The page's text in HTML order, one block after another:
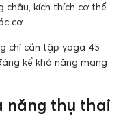
chậu, kích thích cơ thể
cơ.
chỉ cần tập yoga 45
kể khả năng mang
năng thụ thai